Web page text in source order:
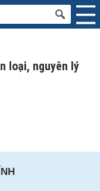
loại, nguyên lý